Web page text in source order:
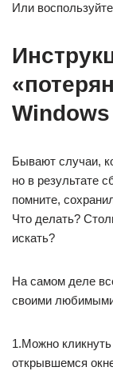
вкладку на
вернитесь в
мыши на
«Закрепить на
быстрого вызова
И напоследок,
автосохранения,
том, как их